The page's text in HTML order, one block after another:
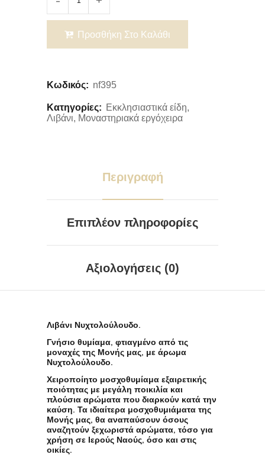
Προσθήκη Στο Καλάθι
Κωδικός: nf395
Κατηγορίες: Εκκλησιαστικά είδη,
Λιβάνι, Μοναστηριακά εργόχειρα
Περιγραφή
Επιπλέον πληροφορίες
Αξιολογήσεις (0)
Λιβάνι Νυχτολούλουδο.
Γνήσιο θυμίαμα, φτιαγμένο από τις
μοναχές της Μονής μας, με άρωμα
Νυχτολούλουδο.
Χειροποίητο μοσχοθυμίαμα εξαιρετικής
ποιότητας με μεγάλη ποικιλία και
πλούσια αρώματα που διαρκούν κατά την
καύση. Τα ιδιαίτερα μοσχοθυμιάματα της
Μονής μας, θα αναπαύσουν όσους
αναζητούν ξεχωριστά αρώματα, τόσο για
χρήση σε Ιερούς Ναούς, όσο και στις
οικίες.